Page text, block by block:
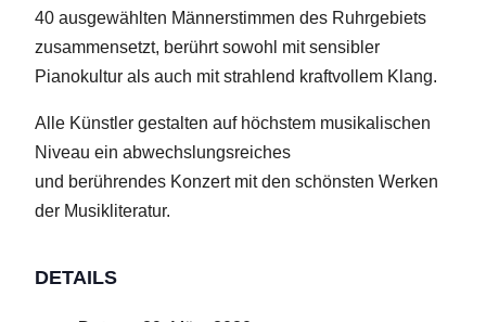
40 ausgewählten Männerstimmen des Ruhrgebiets
zusammensetzt, berührt sowohl mit sensibler
Pianokultur als auch mit strahlend kraftvollem Klang.
Alle Künstler gestalten auf höchstem musikalischen
Niveau ein abwechslungsreiches
und berührendes Konzert mit den schönsten Werken
der Musikliteratur.
DETAILS